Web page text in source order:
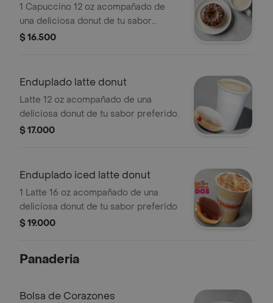
1 Capuccino 12 oz acompañado de
una deliciosa donut de tu sabor
preferido.
$ 16.500
Enduplado latte donut
Latte 12 oz acompañado de una
deliciosa donut de tu sabor preferido.
$ 17.000
Enduplado iced latte donut
1 Latte 16 oz acompañado de una
deliciosa donut de tu sabor preferido
$ 19.000
Panaderia
Bolsa de Corazones